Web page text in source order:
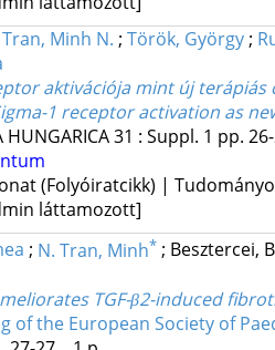
Tran, Minh N. ; Török, György;
aktivációja mint új
1 receptor activation as
HUNGARICA31 : Suppl. 1 pp.
(Folyóiratcikk) |
láttamozott]
; N. Tran, Minh* ; Besztercei,
TGF-β2-induced
of the European Society of